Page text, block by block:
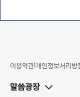
이용약관개인정보처리방
말씀광장